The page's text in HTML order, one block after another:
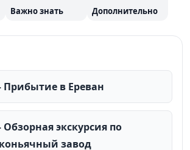
Вас ждет дегустация
по живописным ущельям и
выпечки армянского
включает проживание в отеле,
и экскурсионное
Важно знать Дополнительно
в Ереван
экскурсия по
завод